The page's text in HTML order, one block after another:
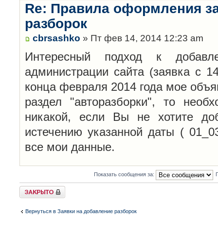
Re: Правила оформления
разборок
cbrsashko » Пт фев 14, 2014 12:23 am
Интересный подход к
администрации сайта (заявка с
конца февраля 2014 года мое
раздел "авторазборки", то
никакой, если Вы не хотите
истечению указанной даты (
все мои данные.
Показать сообщения за:
Закрыто
Вернуться в Заявки на добавление разборок